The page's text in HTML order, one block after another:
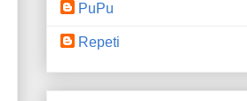
PuPu
Repeti